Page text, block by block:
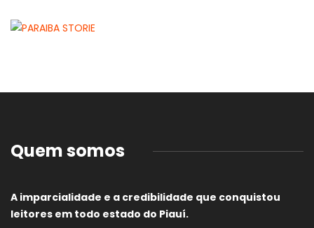
Quem somos
A imparcialidade e a credibilidade que conquistou
leitores em todo estado do Piauí.